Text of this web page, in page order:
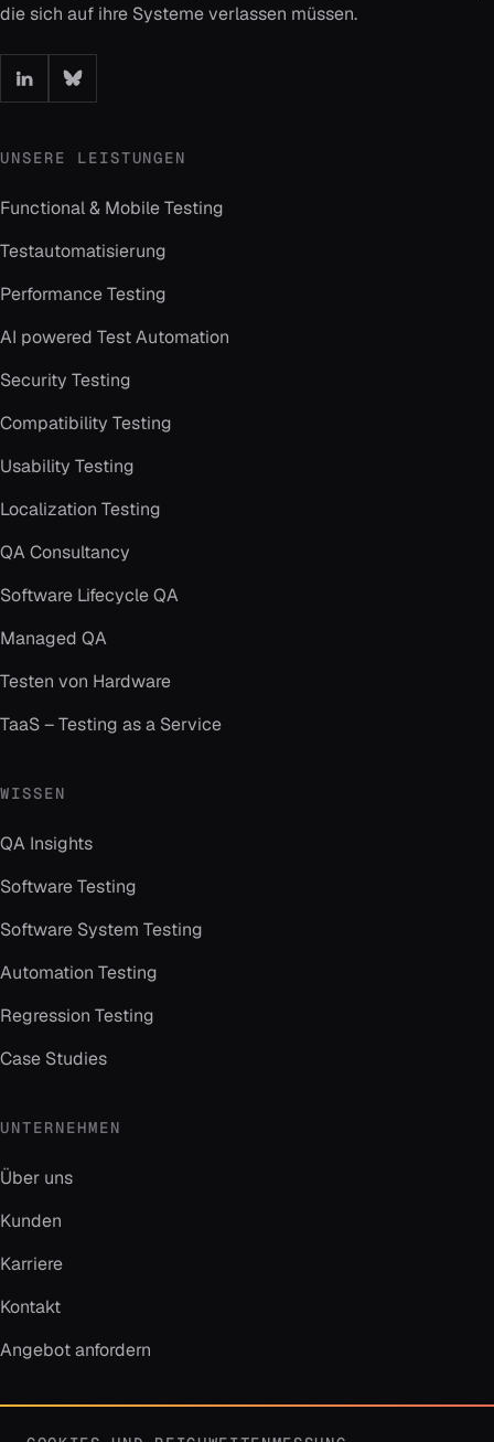
die sich auf ihre Systeme verlassen müssen.
UNSERE LEISTUNGEN
Functional & Mobile Testing
Testautomatisierung
Performance Testing
AI powered Test Automation
Security Testing
Compatibility Testing
Usability Testing
Localization Testing
QA Consultancy
Software Lifecycle QA
Managed QA
Testen von Hardware
TaaS – Testing as a Service
WISSEN
QA Insights
Software Testing
Software System Testing
Automation Testing
Regression Testing
Case Studies
UNTERNEHMEN
Über uns
Kunden
Karriere
Kontakt
Angebot anfordern
KONTAKT